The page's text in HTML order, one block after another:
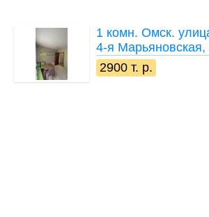
1 комн. Омск.
4-я Марьяновская,
2900 т. р.